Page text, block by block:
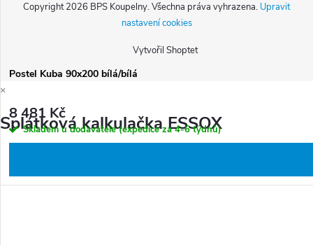
Postel Kuba 90x200 bílá/bílá
8 481 Kč
Skladem u dodavatele (expedice za 4-6 týdnů)
Vytvořil Shoptet
Copyright 2026 BPS Koupelny. Všechna práva vyhrazena. Upravit
nastavení cookies
×
Splátková kalkulačka ESSOX